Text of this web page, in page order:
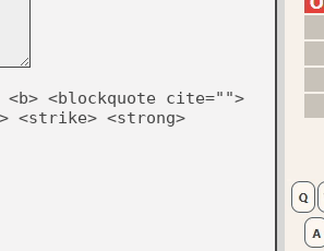
<blockquote cite="">
<strike> <strong>